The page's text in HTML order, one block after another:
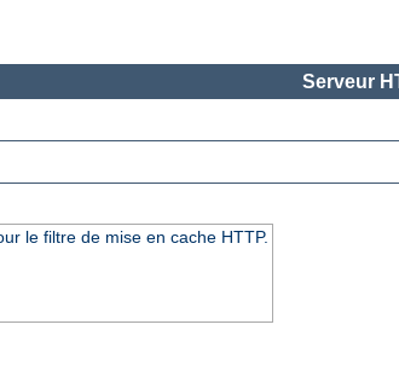
Serveur
le filtre de mise en cache HTTP.